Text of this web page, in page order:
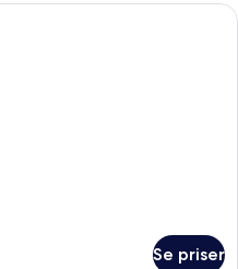
Et moderne hotelværelse med sofa,
Se priser